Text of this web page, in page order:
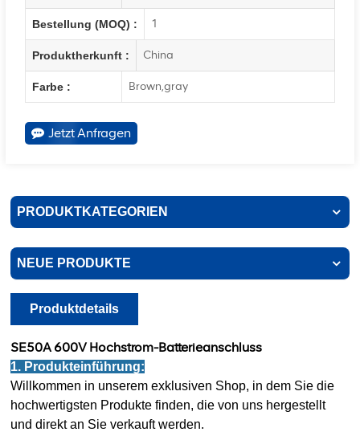
Bestellung (MOQ) : 1
Produktherkunft : China
Farbe : Brown,gray
Jetzt Anfragen
PRODUKTKATEGORIEN
NEUE PRODUKTE
Produktdetails
SE50A 600V Hochstrom-Batterieanschluss
1. Produkteinführung:
Willkommen in unserem exklusiven Shop, in dem Sie die
hochwertigsten Produkte finden, die von uns hergestellt
und direkt an Sie verkauft werden.